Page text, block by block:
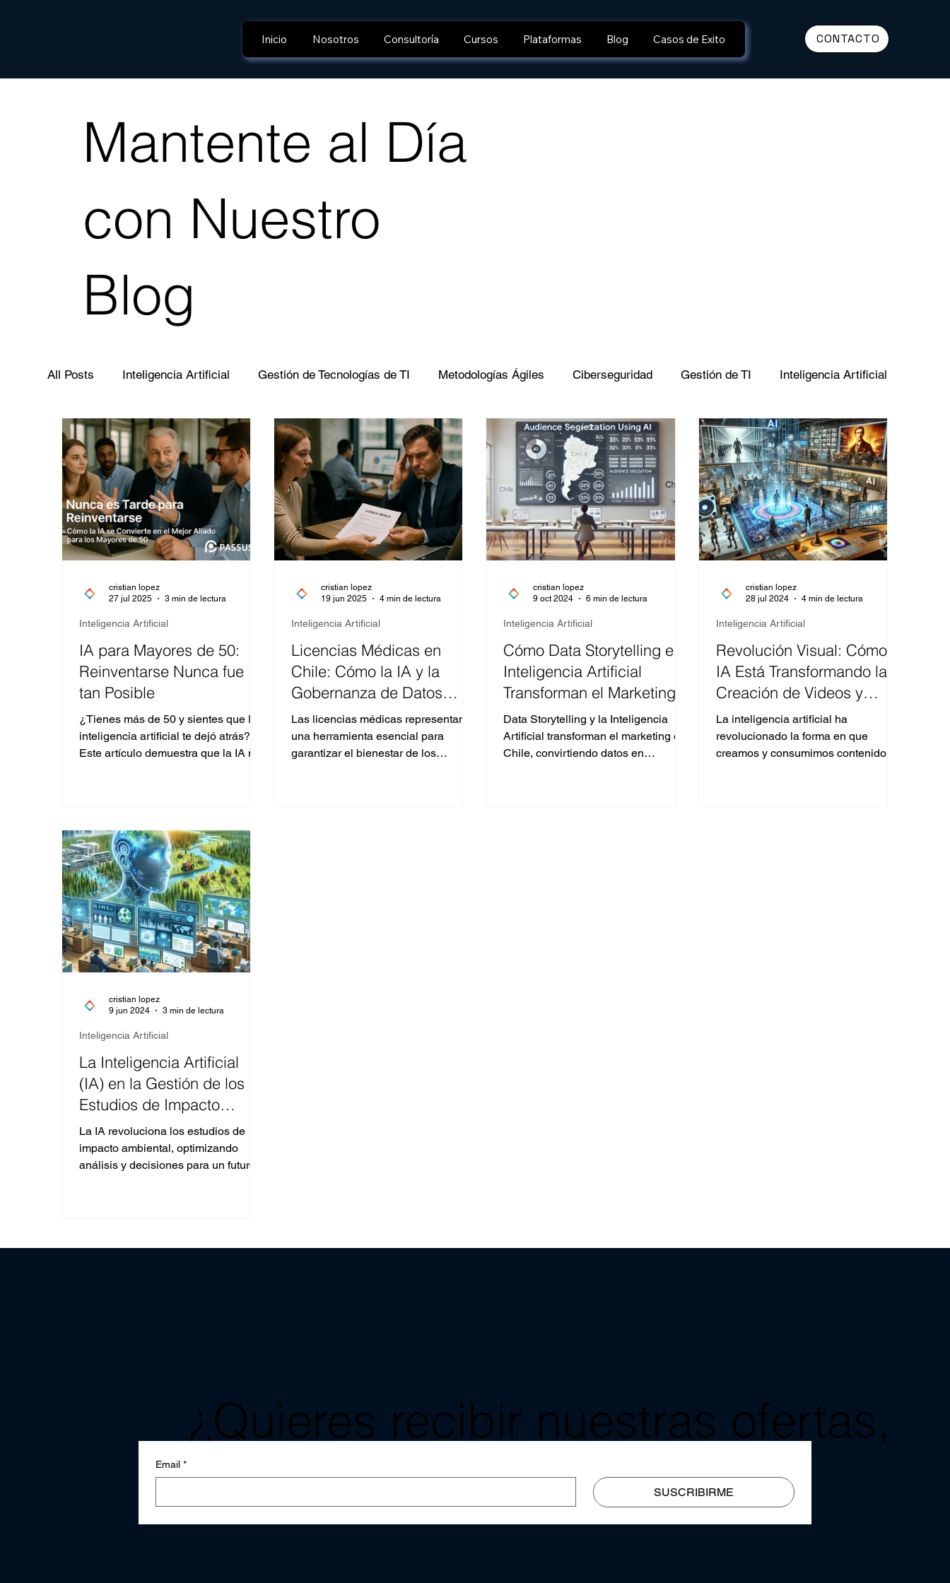
Inicio Nosotros Consultoría Cursos Plataformas Blog Casos de Exito CONTACTO
Mantente al Día
con Nuestro
Blog
All Posts Inteligencia Artificial Gestión de Tecnologías de TI Metodologías Ágiles Ciberseguridad Gestión de TI Inteligencia Artificial
Ciberseguridad Gobernanza de datos
IA para Mayores de 50:
Reinventarse Nunca fue
tan Posible
¿Tienes más de 50 y sientes que la
inteligencia artificial te dejó atrás?
Este artículo demuestra que la IA no
Inteligencia Artificial
cristian lopez
27 jul 2025
3 min de lectura
Licencias Médicas en
Chile: Cómo la IA y la
Gobernanza de Datos
Combaten su Abuso
Las licencias médicas representan
una herramienta esencial para
garantizar el bienestar de los
Inteligencia Artificial
cristian lopez
19 jun 2025
4 min de lectura
Cómo Data Storytelling e
Inteligencia Artificial
Transforman el Marketing:
De Datos a Historias que
Conectan"
Data Storytelling y la Inteligencia
Artificial transforman el marketing en
Chile, convirtiendo datos en
Inteligencia Artificial
cristian lopez
9 oct 2024
6 min de lectura
Revolución Visual: Cómo la
IA Está Transformando la
Creación de Videos y
Narrativas
La inteligencia artificial ha
revolucionado la forma en que
creamos y consumimos contenido
Inteligencia Artificial
cristian lopez
28 jul 2024
4 min de lectura
La Inteligencia Artificial
(IA) en la Gestión de los
Estudios de Impacto
Ambiental (EIA)
La IA revoluciona los estudios de
impacto ambiental, optimizando
análisis y decisiones para un futuro
Inteligencia Artificial
cristian lopez
9 jun 2024
3 min de lectura
¿Quieres recibir nuestras ofertas,
noticias y blog a tu mail?
Email *
SUSCRIBIRME